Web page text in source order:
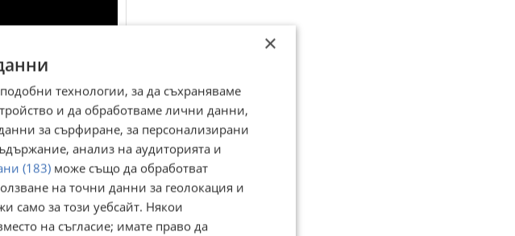
×
технологии, за да съхраняваме
и да обработваме лични данни,
за сърфиране, за персонализирани
анализ на аудиторията и
(183) може също да обработват
на точни данни за геолокация и
само за този уебсайт. Някои
на съгласие; имате право да